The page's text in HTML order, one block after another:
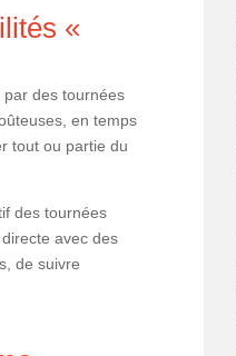
«
des tournées
en temps
tout ou partie du
des tournées
avec des
de suivre